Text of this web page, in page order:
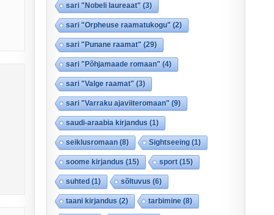
sari "Nobeli laureaat"(3)
sari "Orpheuse raamatukogu"(2)
sari "Punane raamat"(29)
sari "Põhjamaade romaan"(4)
sari "Valge raamat"(3)
sari "Varraku ajaviiteromaan"(9)
saudi-araabia kirjandus(1)
seiklusromaan(8) Sightseeing(1)
soome kirjandus(15) sport(15)
suhted(1) sõltuvus(6)
taani kirjandus(2) tarbimine(8)